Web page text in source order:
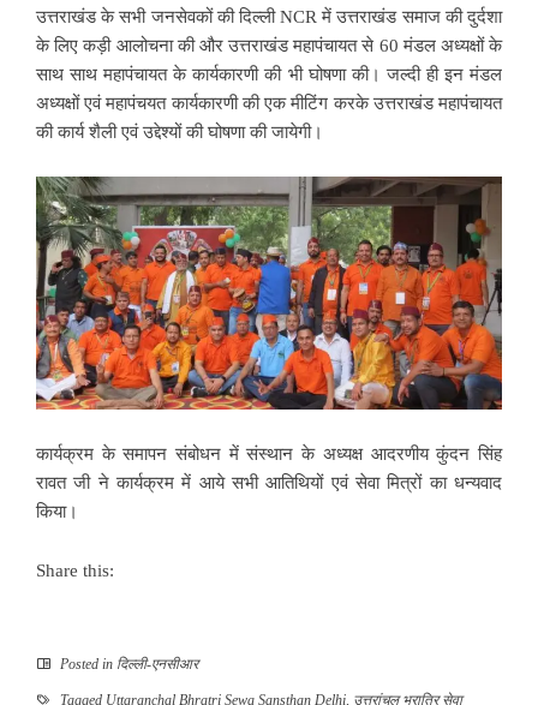
उत्तराखंड के सभी जनसेवकों की दिल्ली NCR में उत्तराखंड समाज की दुर्दशा
के लिए कड़ी आलोचना की और उत्तराखंड महापंचायत से 60 मंडल अध्यक्षों के
साथ साथ महापंचायत के कार्यकारणी की भी घोषणा की। जल्दी ही इन मंडल
अध्यक्षों एवं महापंचयत कार्यकारणी की एक मीटिंग करके उत्तराखंड महापंचायत
की कार्य शैली एवं उद्देश्यों की घोषणा की जायेगी।
कार्यक्रम के समापन संबोधन में संस्थान के अध्यक्ष आदरणीय कुंदन सिंह
रावत जी ने कार्यक्रम में आये सभी आतिथियों एवं सेवा मित्रों का धन्यवाद
किया।
Share this:
Posted in दिल्ली-एनसीआर
Tagged Uttaranchal Bhratri Sewa Sansthan Delhi, उत्तरांचल भ्रात्रि सेवा